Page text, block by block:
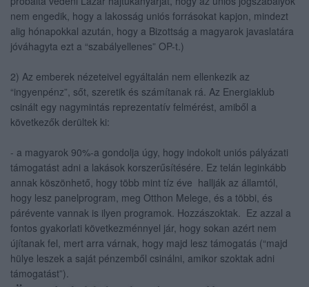
nem engedik, hogy a lakosság uniós forrásokat kapjon, mindezt
alig hónapokkal azután, hogy a Bizottság a magyarok javaslatára
jóváhagyta ezt a “szabályellenes” OP-t.)
2) Az emberek nézeteivel egyáltalán nem ellenkezik az
“ingyenpénz”, sőt, szeretik és számítanak rá. Az Energiaklub
csinált egy nagymintás reprezentatív felmérést, amiből a
következők derültek ki:
- a magyarok 90%-a gondolja úgy, hogy indokolt uniós pályázati
támogatást adni a lakások korszerűsítésére. Ez telán leginkább
annak köszönhető, hogy több mint tíz éve hallják az államtól,
hogy lesz panelprogram, meg Otthon Melege, és a többi, és
párévente vannak is ilyen programok. Hozzászoktak. Ez azzal a
fontos gyakorlati következménnyel jár, hogy sokan azért nem
újítanak fel, mert arra várnak, hogy majd lesz támogatás (“majd
hülye leszek a saját pénzemből csinálni, amikor szoktak adni
támogatást”).